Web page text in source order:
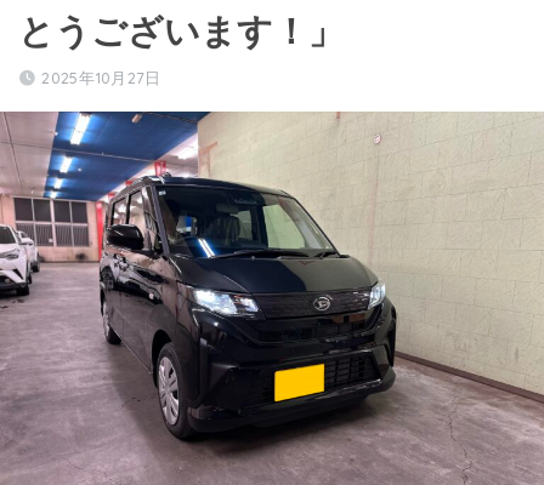
とうございます！」
2025年10月27日